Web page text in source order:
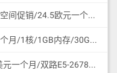
AlexHost I3&I5独服与LiteSpeed虚拟空间促销/24.5欧元一个月/Intel I3 CPU/4G DDR3/1TB SATA HDD/无限流量/共享1Gbps/DDoS保护/摩尔多瓦/无版权
HostMaze 81折优惠码/€4.05欧元一个月/1核/1GB内存/30GB SSD硬盘/1Gbps/无限流量/KVM/罗马尼亚/无版权
Sharktech 鲨鱼机房/夏季促销/129美元一个月/双路E5-2678v3/64GB内存/1TB NVMe SSD/1Gbps/无限流量/60Gbps DDoS保护/3网直连/洛杉矶/支持支付宝